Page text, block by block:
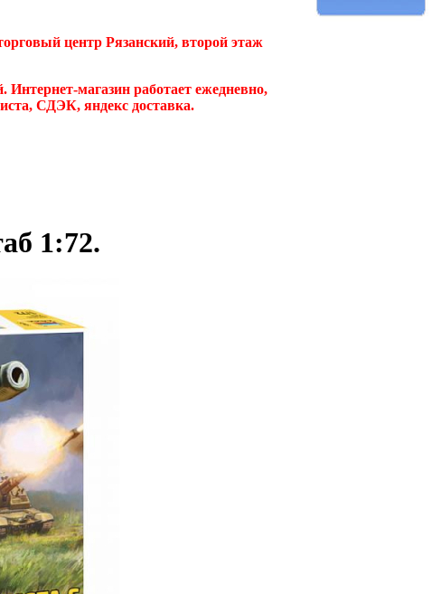
центр Рязанский, второй этаж
магазин работает ежедневно,
СДЭК, яндекс доставка.
1:72.